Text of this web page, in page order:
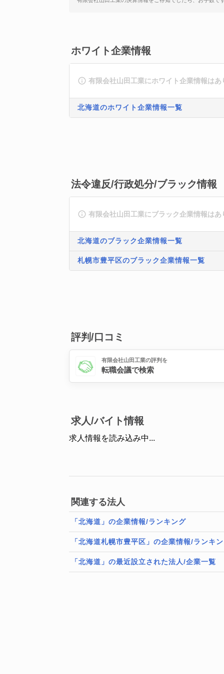
ホワイト企業情報
有限会社山田工業にホワイト企業情報はあ
北海道のホワイト企業情報一覧
法令違反/行政処分/ブラック情報
有限会社山田工業にブラック企業情報はあ
北海道のブラック企業情報一覧
札幌市豊平区のブラック企業情報一覧
評判/口コミ
有限会社山田工業の評判を
転職会議で検索
求人/バイト情報
求人情報を読み込み中...
関連する法人
「北海道」の企業情報/ランキング
「北海道札幌市豊平区」の企業情報/ランキ
「北海道」の最近設立された法人/企業一覧